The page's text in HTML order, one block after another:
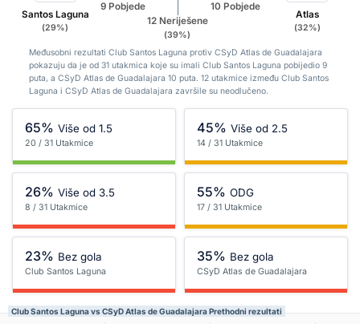
Santos Laguna
(29%)
9 Pobjede
12 Neriješene
(39%)
10 Pobjede
Atlas
(32%)
Međusobni rezultati Club Santos Laguna protiv CSyD Atlas de Guadalajara
pokazuju da je od 31 utakmica koje su imali Club Santos Laguna pobijedio 9
puta, a CSyD Atlas de Guadalajara 10 puta. 12 utakmice između Club Santos
Laguna i CSyD Atlas de Guadalajara završile su neodlučeno.
65% Više od 1.5
20 / 31 Utakmice
45% Više od 2.5
14 / 31 Utakmice
26% Više od 3.5
8 / 31 Utakmice
55% ODG
17 / 31 Utakmice
23% Bez gola
Club Santos Laguna
35% Bez gola
CSyD Atlas de Guadalajara
Club Santos Laguna vs CSyD Atlas de Guadalajara Prethodni rezultati